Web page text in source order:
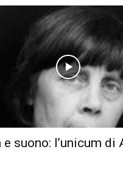
e suono: l’unicum di